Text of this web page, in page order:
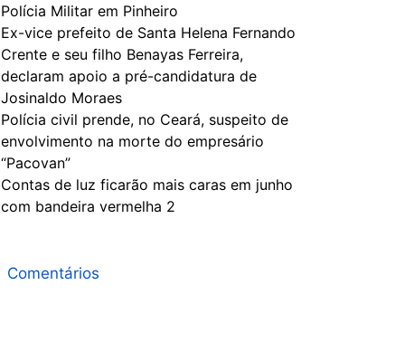
Polícia Militar em Pinheiro
Ex-vice prefeito de Santa Helena Fernando
Crente e seu filho Benayas Ferreira,
declaram apoio a pré-candidatura de
Josinaldo Moraes
Polícia civil prende, no Ceará, suspeito de
envolvimento na morte do empresário
“Pacovan”
Contas de luz ficarão mais caras em junho
com bandeira vermelha 2
Comentários